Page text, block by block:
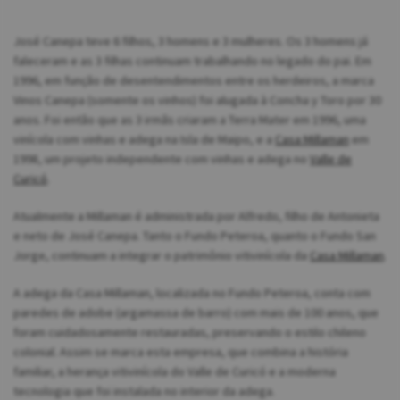
José Canepa teve 6 filhos, 3 homens e 3 mulheres. Os 3 homens já
faleceram e as 3 filhas continuam trabalhando no legado do pai. Em
1996, em função de desentendimentos entre os herdeiros, a marca
Vinos Canepa (somente os vinhos) foi alugada à Concha y Toro por 30
anos. Foi então que as 3 irmãs criaram a Terra Mater em 1996, uma
vinícola com vinhas e adega na Isla de Maipo, e a Casa Millaman em
1998, um projeto independente com vinhas e adega no Valle de
Curicó
Atualmente a Millaman é administrada por Alfredo, filho de Antonieta
e neto de José Canepa. Tanto o Fundo Peteroa, quanto o Fundo San
Jorge, continuam a integrar o patrimônio vitivinícola da Casa Millaman
A adega da Casa Millaman, localizada no Fundo Peteroa, conta com
paredes de adobe (argamassa de barro) com mais de 100 anos, que
foram cuidadosamente restauradas, preservando o estilo chileno
colonial. Assim se marca esta empresa, que combina a história
familiar, a herança vitivinícola do Valle de Curicó e a moderna
tecnologia que foi instalada no interior da adega.